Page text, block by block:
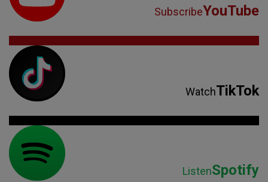
SubscribeYouTube
WatchTikTok
ListenSpotify